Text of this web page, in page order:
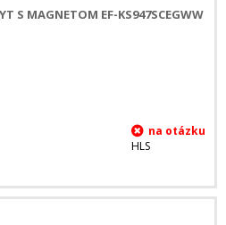
S MAGNETOM EF-KS947SCEGWW
HLS